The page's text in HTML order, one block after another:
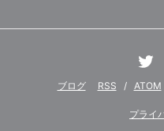
ブログ RSS / ATOM
プライ